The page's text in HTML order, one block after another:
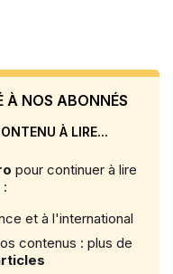
À NOS ABONNÉS
À LIRE...
pour continuer à lire
et à l'international
contenus : plus de